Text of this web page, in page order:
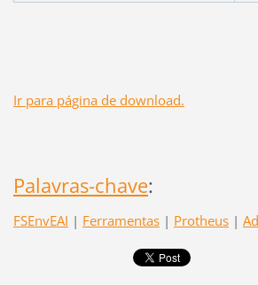
Ir para página de download.
Palavras-chave:
FSEnvEAI | Ferramentas | Protheus |